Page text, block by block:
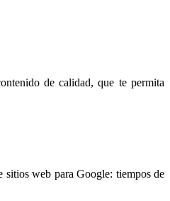
de calidad, que te permita
sitios web para Google: tiempos de